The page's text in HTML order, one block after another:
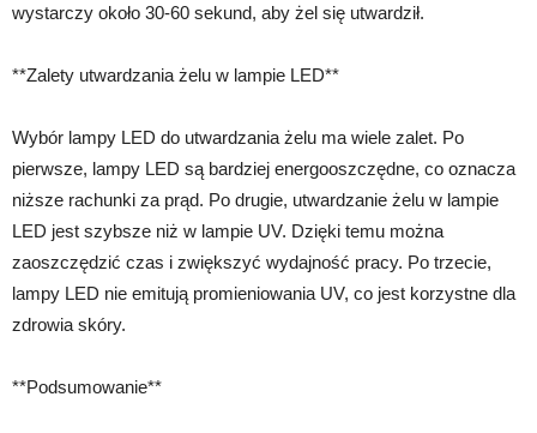
wystarczy około 30-60 sekund, aby żel się utwardził.
**Zalety utwardzania żelu w lampie LED**
Wybór lampy LED do utwardzania żelu ma wiele zalet. Po
pierwsze, lampy LED są bardziej energooszczędne, co oznacza
niższe rachunki za prąd. Po drugie, utwardzanie żelu w lampie
LED jest szybsze niż w lampie UV. Dzięki temu można
zaoszczędzić czas i zwiększyć wydajność pracy. Po trzecie,
lampy LED nie emitują promieniowania UV, co jest korzystne dla
zdrowia skóry.
**Podsumowanie**